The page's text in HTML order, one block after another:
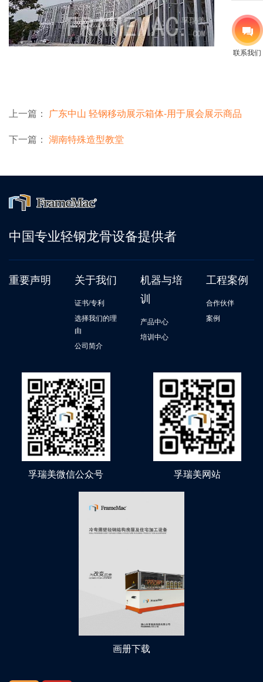
上一篇： 广东中山 轻钢移动展示箱体-用于展会展示商品
下一篇： 湖南特殊造型教堂
中国专业轻钢龙骨设备提供者
重要声明 关于我们
证书/专利
选择我们的理
由
公司简介
机器与培
训
产品中心
培训中心
工程案例
合作伙伴
案例
孚瑞美微信公众号 孚瑞美网站
画册下载
联系我们